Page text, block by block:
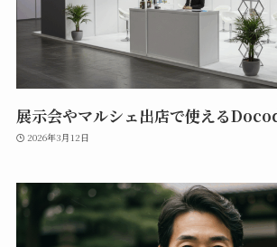
展示会やマルシェ出店で使える
2026年3月12日